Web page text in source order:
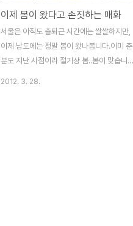
이제 봄이 왔다고 손짓하는 매화
서울은 아직도 출퇴근 시간에는 쌀쌀하지만,
이제 남도에는 정말 봄이 왔나봅니다.이미 춘
분도 지난 시점이라 절기상 봄..봄이 맞습니
2012. 3. 28.